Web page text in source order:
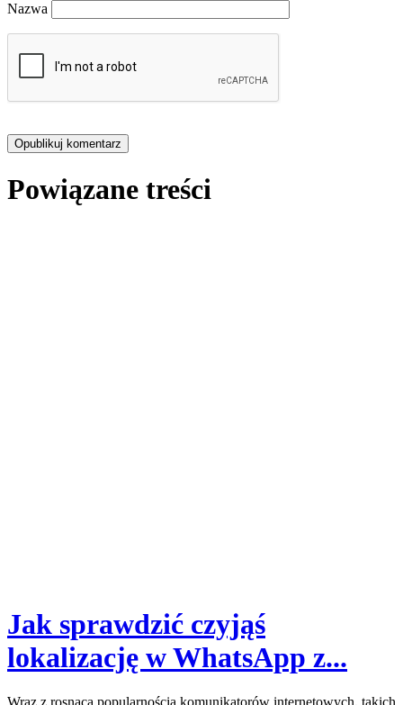
Nazwa
Powiązane treści
Jak sprawdzić czyjąś
lokalizację w WhatsApp z...
Wraz z rosnącą popularnością komunikatorów internetowych, takich